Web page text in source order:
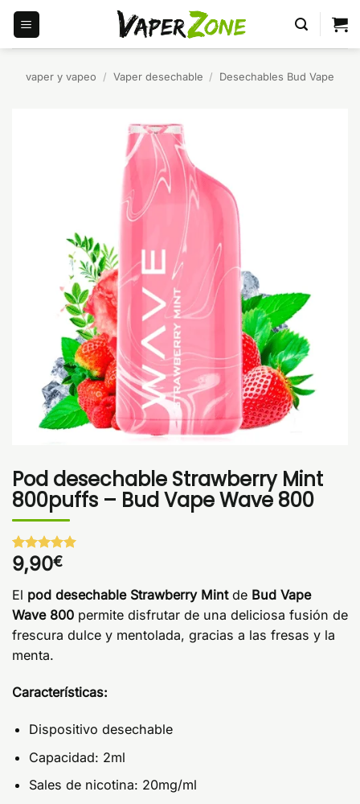
Saltar
contenido
vaper y vapeo / Vaper desechable / Desechables Bud Vape
Pod desechable Strawberry Mint
800puffs – Bud Vape Wave 800
Valorado
con5 de 5
en base a
1
valoración
de un
9,90€
El pod desechable Strawberry Mint de Bud Vape
Wave 800 permite disfrutar de una deliciosa fusión de
frescura dulce y mentolada, gracias a las fresas y la
menta.
Características:
Dispositivo desechable
Capacidad: 2ml
Sales de nicotina: 20mg/ml